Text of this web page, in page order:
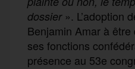
dossier». L’adoption
Benjamin Amar à
ses fonctions
présence au 53e